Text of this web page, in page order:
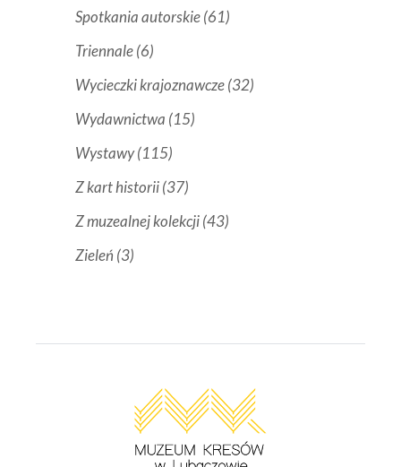
Spotkania autorskie(61)
Triennale(6)
Wycieczki krajoznawcze(32)
Wydawnictwa (15)
Wystawy(115)
Z kart historii(37)
Z muzealnej kolekcji(43)
Zieleń (3)